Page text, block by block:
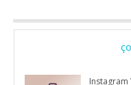
Instagram